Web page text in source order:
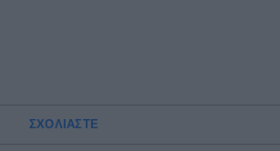
ΣΧΟΛΙΑΣΤΕ